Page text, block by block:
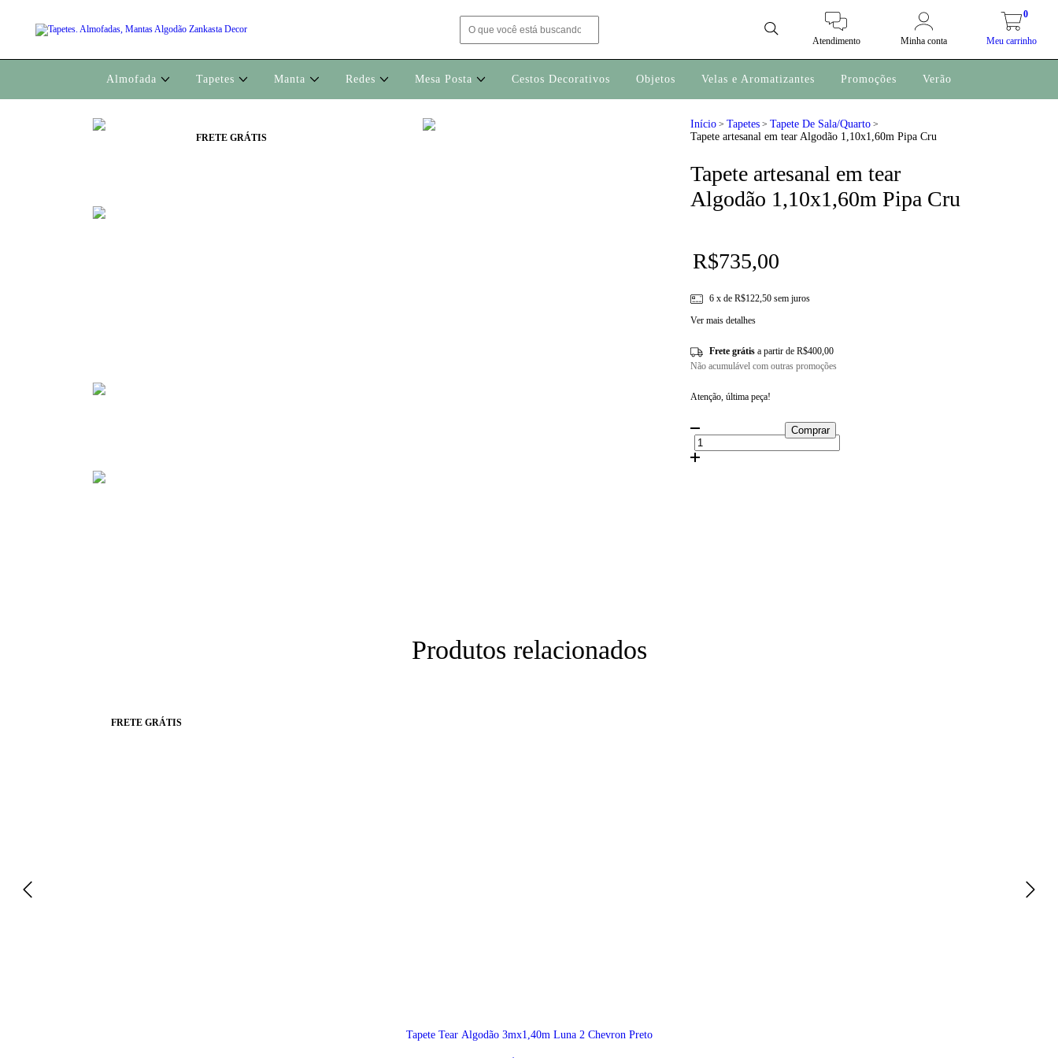
Atendimento Minha conta Meu carrinho
0
Almofada Tapetes Manta Redes Mesa Posta Cestos Decorativos Objetos Velas e Aromatizantes Promoções Verão
FRETE GRÁTIS
Início > Tapetes > Tapete De Sala/Quarto >
Tapete artesanal em tear Algodão 1,10x1,60m Pipa Cru
Tapete artesanal em tear
Algodão 1,10x1,60m Pipa Cru
R$735,00
6 x de R$122,50 sem juros
Ver mais detalhes
Frete grátis a partir de R$400,00
Não acumulável com outras promoções
Atenção, última peça!
Produtos relacionados
FRETE GRÁTIS
Tapete Tear Algodão 3mx1,40m Luna 2 Chevron Preto